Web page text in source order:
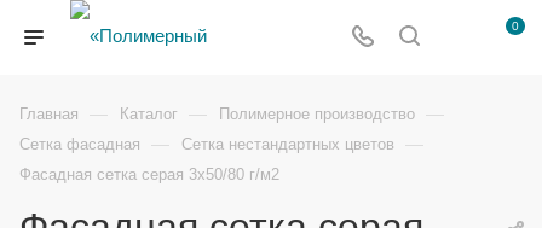
0
Главная — Каталог — Полимерное производство —
Сетка фасадная — Сетка нестандартных цветов —
Фасадная сетка серая 3х50/80 г/м2